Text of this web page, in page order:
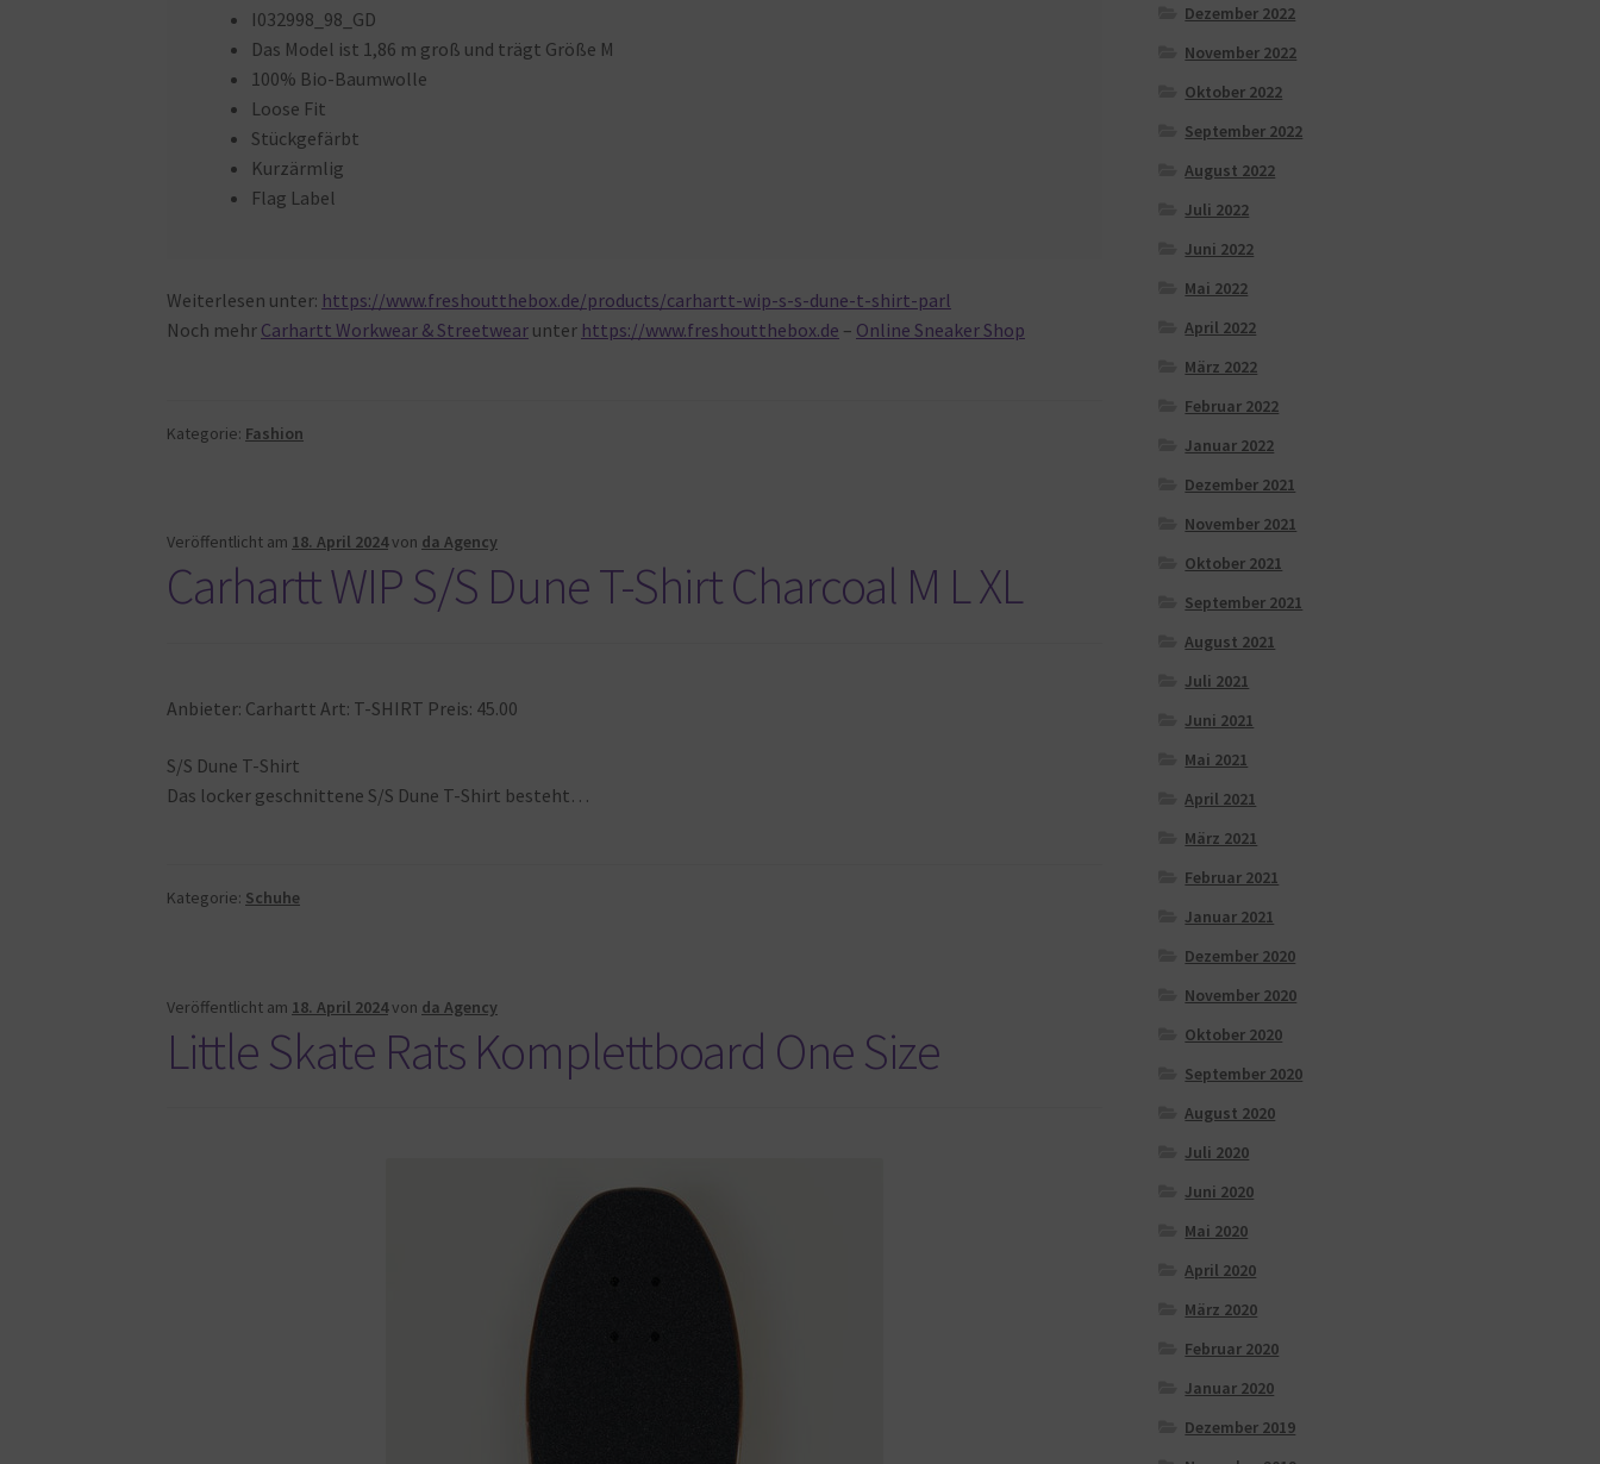
I032998_98_GD
Das Model ist 1,86 m groß und trägt Größe M
100% Bio-Baumwolle
Loose Fit
Stückgefärbt
Kurzärmlig
Flag Label
Weiterlesen unter: https://www.freshoutthebox.de/products/carhartt-wip-s-s-dune-t-shirt-parl
Noch mehr Carhartt Workwear & Streetwear unter https://www.freshoutthebox.de – Online Sneaker Shop
Kategorie: Fashion
Veröffentlicht am 18. April 2024von da Agency
Carhartt WIP S/S Dune T-Shirt Charcoal M L XL
Anbieter: Carhartt Art: T-SHIRT Preis: 45.00
S/S Dune T-Shirt
Das locker geschnittene S/S Dune T-Shirt besteht…
Kategorie: Schuhe
Veröffentlicht am 18. April 2024von da Agency
Little Skate Rats Komplettboard One Size
Dezember 2022
November 2022
Oktober 2022
September 2022
August 2022
Juli 2022
Juni 2022
Mai 2022
April 2022
März 2022
Februar 2022
Januar 2022
Dezember 2021
November 2021
Oktober 2021
September 2021
August 2021
Juli 2021
Juni 2021
Mai 2021
April 2021
März 2021
Februar 2021
Januar 2021
Dezember 2020
November 2020
Oktober 2020
September 2020
August 2020
Juli 2020
Juni 2020
Mai 2020
April 2020
März 2020
Februar 2020
Januar 2020
Dezember 2019